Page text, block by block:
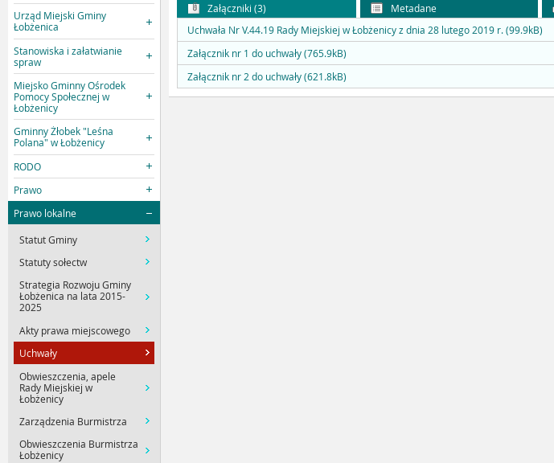
Urząd Miejski Gminy
Łobżenica
Stanowiska i załatwianie
spraw
Miejsko Gminny Ośrodek
Pomocy Społecznej w
Łobżenicy
Gminny Żłobek "Leśna
Polana" w Łobżenicy
RODO
Prawo
Prawo lokalne
Statut Gminy
Statuty sołectw
Strategia Rozwoju Gminy
Łobżenica na lata 2015-
2025
Akty prawa miejscowego
Uchwały
Obwieszczenia, apele
Rady Miejskiej w
Łobżenicy
Zarządzenia Burmistrza
Obwieszczenia Burmistrza
Łobżenicy
Załączniki (3) Metadane
Uchwała Nr V.44.19 Rady Miejskiej w Łobżenicy z dnia 28 lutego 2019 r. (99.9kB)
Załącznik nr 1 do uchwały (765.9kB)
Załącznik nr 2 do uchwały (621.8kB)